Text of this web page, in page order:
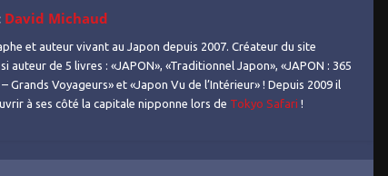
David Michaud
et auteur vivant au Japon depuis 2007. Créateur du site
auteur de 5 livres : «JAPON», «Traditionnel Japon», «JAPON : 365
Grands Voyageurs» et «Japon Vu de l’Intérieur» ! Depuis 2009 il
à ses côté la capitale nipponne lors de Tokyo Safari !